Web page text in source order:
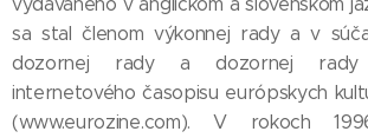
sa stal členom výkonnej rady a v
dozornej rady a dozornej rady
internetového časopisu európskych
(www.eurozine.com). V rokoch